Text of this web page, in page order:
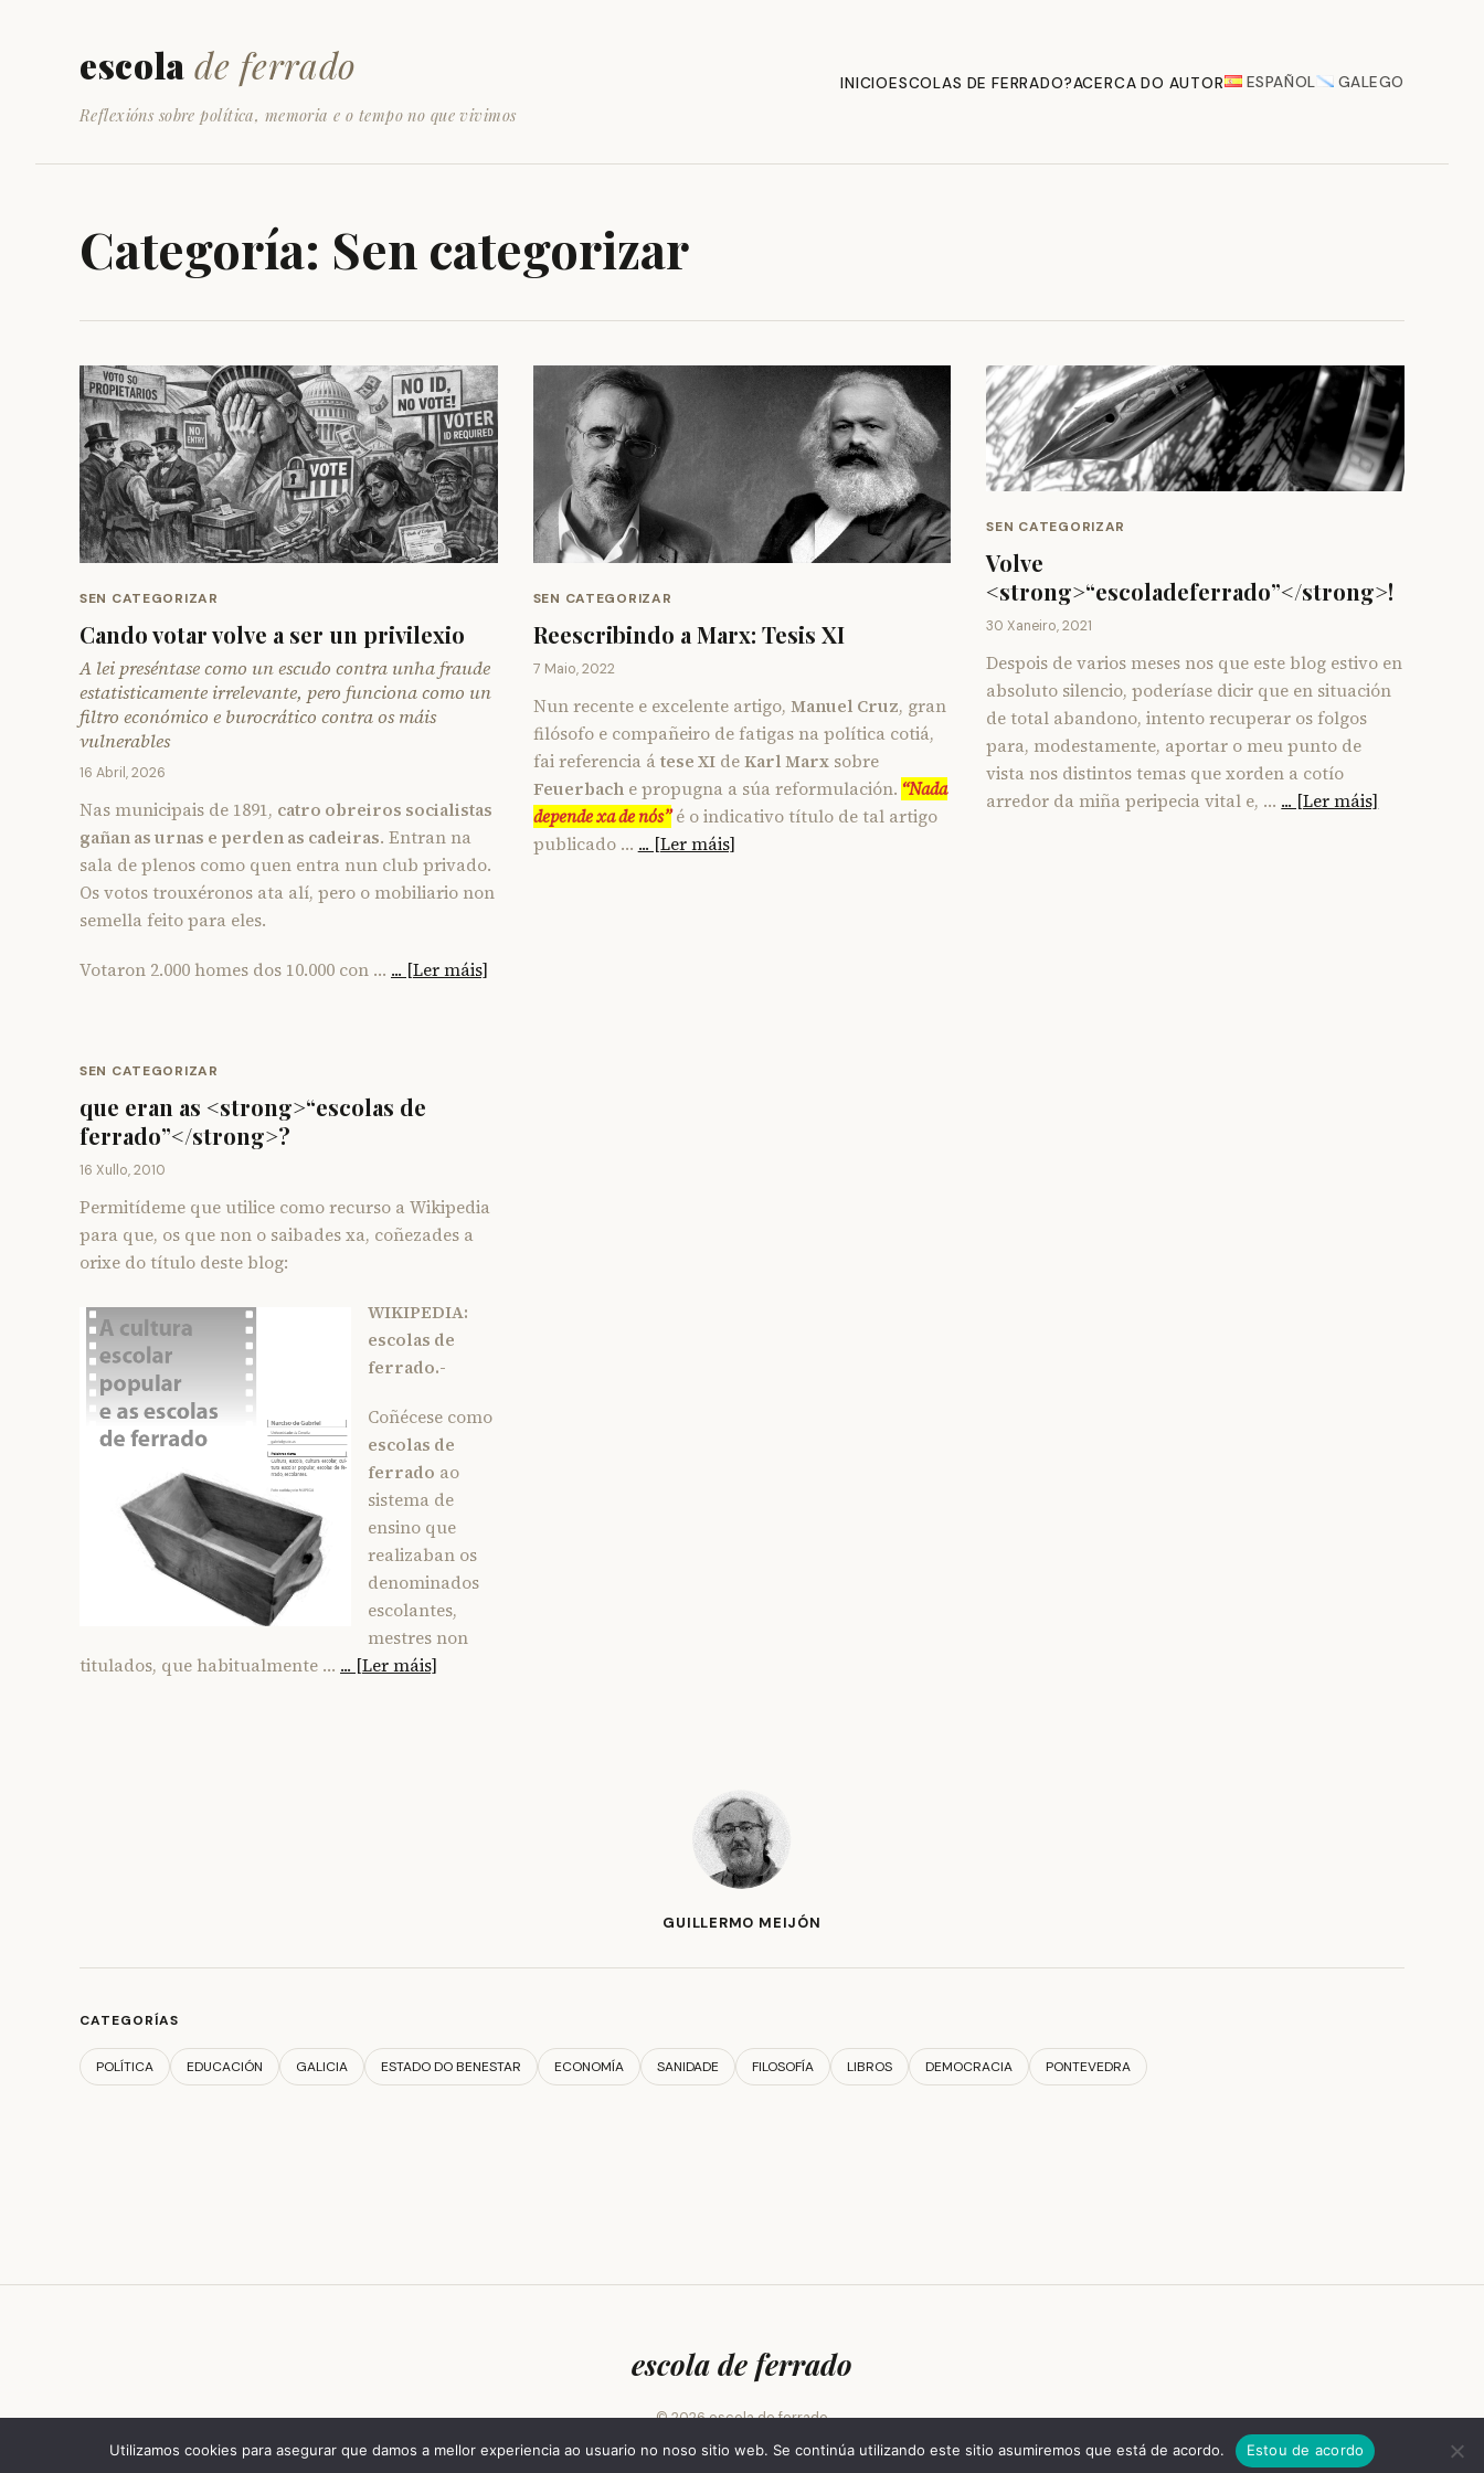
escola de ferrado
Reflexións sobre política, memoria e o tempo no que vivimos
INICIOESCOLAS DE FERRADO?ACERCA DO AUTOR ESPAÑOL GALEGO
Categoría: Sen categorizar
SEN CATEGORIZAR
Cando votar volve a ser un privilexio
A lei preséntase como un escudo contra unha fraude
estatisticamente irrelevante, pero funciona como un
filtro económico e burocrático contra os máis
vulnerables
16 Abril, 2026
Nas municipais de 1891, catro obreiros socialistas
gañan as urnas e perden as cadeiras. Entran na
sala de plenos como quen entra nun club privado.
Os votos trouxéronos ata alí, pero o mobiliario non
semella feito para eles.
Votaron 2.000 homes dos 10.000 con … ... [Ler máis]
SEN CATEGORIZAR
Reescribindo a Marx: Tesis XI
7 Maio, 2022
Nun recente e excelente artigo, Manuel Cruz, gran
filósofo e compañeiro de fatigas na política cotiá,
fai referencia átese XIdeKarl Marxsobre
Feuerbache propugna a súa reformulación. “Nada
depende xa de nós”é o indicativo título de tal artigo
publicado … ... [Ler máis]
SEN CATEGORIZAR
Volve
<strong>“escoladeferrado”</strong>!
30 Xaneiro, 2021
Despois de varios meses nos que este blog estivo en
absoluto silencio, poderíase dicir que en situación
de total abandono, intento recuperar os folgos
para, modestamente, aportar o meu punto de
vista nos distintos temas que xorden a cotío
arredor da miña peripecia vital e, … ... [Ler máis]
SEN CATEGORIZAR
que eran as <strong>“escolas de
ferrado”</strong>?
16 Xullo, 2010
Permitídeme que utilice como recurso a Wikipedia
para que, os que non o saibades xa, coñezades a
orixe do título deste blog:
WIKIPEDIA:
escolas de
ferrado.-
Coñécese como
escolas de
ferrado ao
sistema de
ensino que
realizaban os
denominados
escolantes,
mestres non
titulados, que habitualmente … ... [Ler máis]
GUILLERMO MEIJÓN
CATEGORÍAS
POLÍTICA EDUCACIÓN GALICIA ESTADO DO BENESTAR ECONOMÍA SANIDADE FILOSOFÍA LIBROS DEMOCRACIA PONTEVEDRA
escola de ferrado
© 2026 escola de ferrado
Utilizamos cookies para asegurar que damos a mellor experiencia ao usuario no noso sitio web. Se continúa utilizando este sitio asumiremos que está de acordo. Estou de acordo